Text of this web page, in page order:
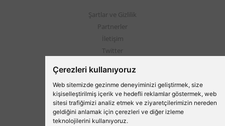
Çerezleri kullanıyoruz
Web sitemizde gezinme deneyiminizi geliştirmek, size
kişiselleştirilmiş içerik ve hedefli reklamlar göstermek, web
sitesi trafiğimizi analiz etmek ve ziyaretçilerimizin nereden
geldiğini anlamak için çerezleri ve diğer izleme
teknolojilerini kullanıyoruz.
Şartlar ve Gizlilik
Partnerler
İletişim
Twitter
Beşiktaş'ın Medyası